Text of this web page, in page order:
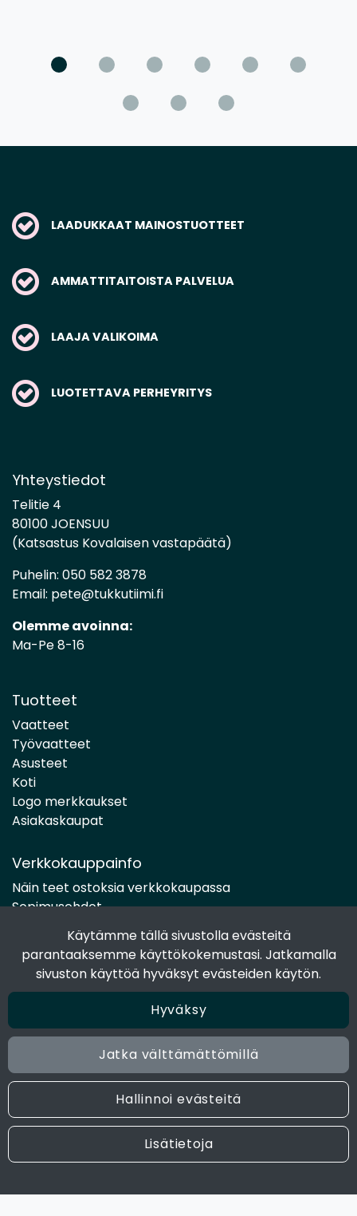
Käytämme tällä sivustolla evästeitä
parantaaksemme käyttökokemustasi. Jatkamalla
sivuston käyttöä hyväksyt evästeiden käytön.
Hyväksy
Jatka välttämättömillä
Hallinnoi evästeitä
Lisätietoja
LAADUKKAAT MAINOSTUOTTEET
AMMATTITAITOISTA PALVELUA
LAAJA VALIKOIMA
LUOTETTAVA PERHEYRITYS
Yhteystiedot
Telitie 4
80100 JOENSUU
(Katsastus Kovalaisen vastapäätä)
Puhelin: 050 582 3878
Email: pete@tukkutiimi.fi
Olemme avoinna:
Ma-Pe 8-16
Tuotteet
Vaatteet
Työvaatteet
Asusteet
Koti
Logo merkkaukset
Asiakaskaupat
Verkkokauppainfo
Näin teet ostoksia verkkokaupassa
Sopimusehdot
Toimitustavat
Maksutavat
Tietosuojaseloste
Seuraa sosiaalisessa mediassa
Facebook
Instagram
© 2024 Joen Tukkutiimi. All rights reserved. Site by